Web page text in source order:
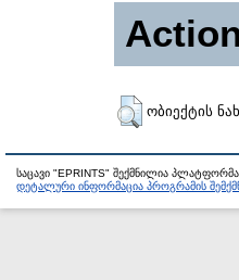
ობიექტის
საცავი "EPRINTS" შექმნილია პლატფორმა
დეტალური ინფორმაცია პროგრამის